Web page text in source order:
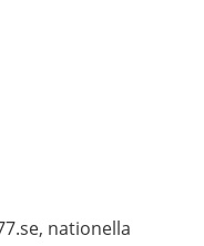
nationella